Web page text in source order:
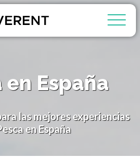
en España
las mejores experiencias
en España